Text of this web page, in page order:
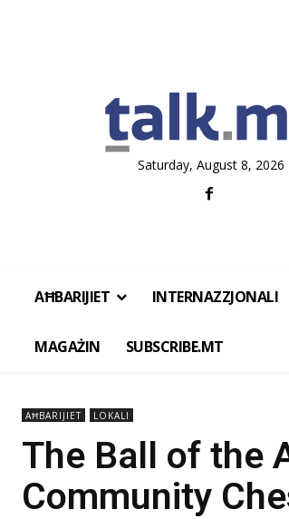
Saturday, August 8, 2026
AĦBARIJIET INTERNAZZJONALI
MAGAŻIN SUBSCRIBE.MT
AĦBARIJIET LOKALI
The Ball of the
Community